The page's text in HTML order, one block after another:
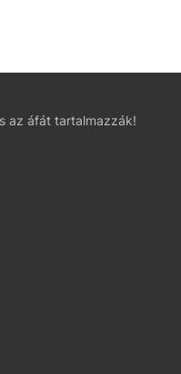
az áfát tartalmazzák!